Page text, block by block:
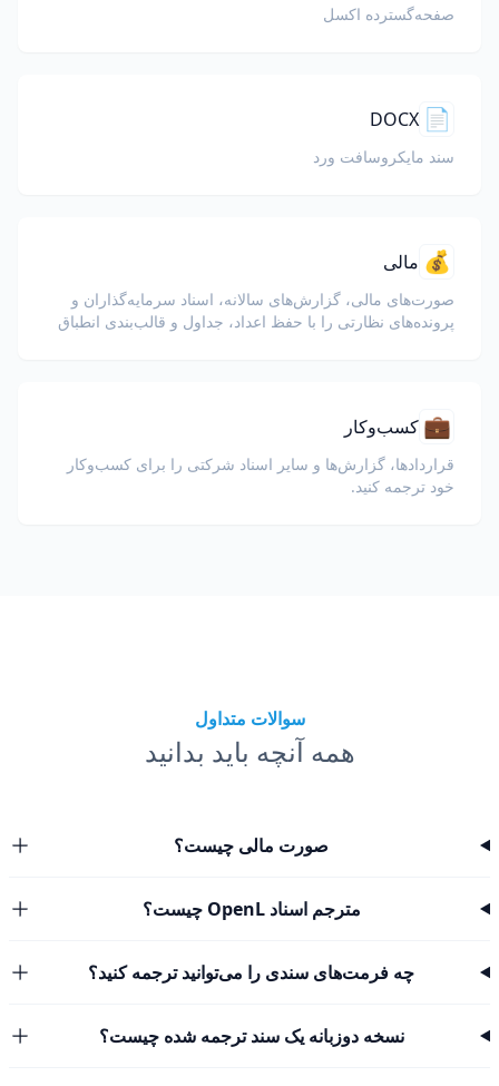
صفحه‌گسترده اکسل
📄
DOCX
سند مایکروسافت ورد
💰 مالی
صورت‌های مالی، گزارش‌های سالانه، اسناد سرمایه‌گذاران و
پرونده‌های نظارتی را با حفظ اعداد، جداول و قالب‌بندی انطباق
💼 کسب‌وکار
قراردادها، گزارش‌ها و سایر اسناد شرکتی را برای کسب‌وکار
خود ترجمه کنید.
سوالات متداول
همه آنچه باید بدانید
صورت مالی چیست؟
مترجم اسناد OpenL چیست؟
چه فرمت‌های سندی را می‌توانید ترجمه کنید؟
نسخه دوزبانه یک سند ترجمه شده چیست؟